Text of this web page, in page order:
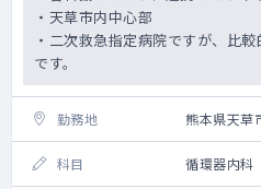
・天草市内中心部
・二次救急指定病院ですが、比
です。
勤務地 熊本県天草
科目 循環器内科